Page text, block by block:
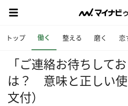
トップ 働く 整える 磨く 恋
「ご連絡お待ちして
は？ 意味と正しい
文付）